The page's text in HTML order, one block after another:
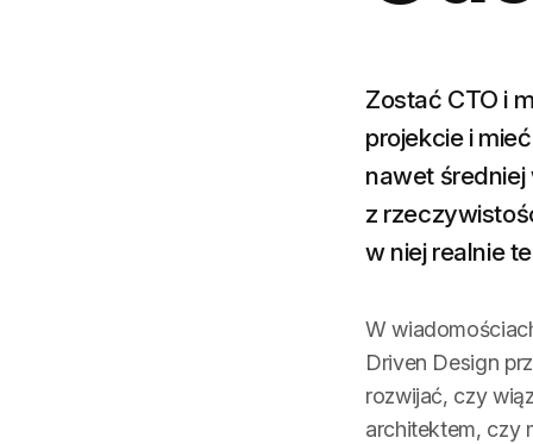
Zostać CTO i
projekcie i
nawet
z
w niej realnie
W
Driven Design
rozwijać, czy
architektem, czy